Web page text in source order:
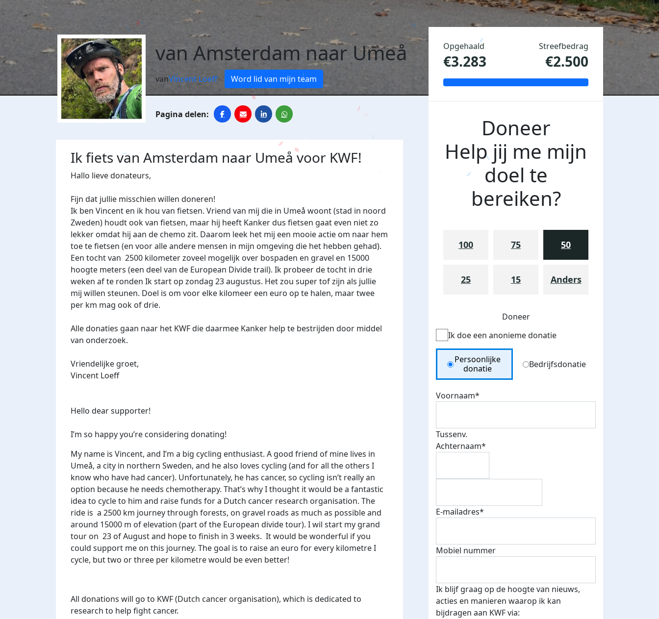
van Amsterdam naar Umeå
vanVincent Loeff Word lid van mijn team
Ik fiets van Amsterdam naar Umeå voor KWF!
Hallo lieve donateurs,
Fijn dat jullie misschien willen doneren!
Ik ben Vincent en ik hou van fietsen. Vriend van mij die in Umeå woont (stad in noord
Zweden) houdt ook van fietsen, maar hij heeft Kanker dus fietsen gaat even niet zo
lekker omdat hij aan de chemo zit. Daarom leek het mij een mooie actie om naar hem
toe te fietsen (en voor alle andere mensen in mijn omgeving die het hebben gehad).
Een tocht van 2500 kilometer zoveel mogelijk over bospaden en gravel en 15000
hoogte meters (een deel van de European Divide trail). Ik probeer de tocht in drie
weken af te ronden Ik start op zondag 23 augustus. Het zou super tof zijn als jullie
mij willen steunen. Doel is om voor elke kilomeer een euro op te halen, maar twee
per km mag ook of drie.
Alle donaties gaan naar het KWF die daarmee Kanker help te bestrijden door middel
van onderzoek.
Vriendelijke groet,
Vincent Loeff
Hello dear supporter!
I’m so happy you’re considering donating!
My name is Vincent, and I’m a big cycling enthusiast. A good friend of mine lives in
Umeå, a city in northern Sweden, and he also loves cycling (and for all the others I
know who have had cancer). Unfortunately, he has cancer, so cycling isn’t really an
option because he needs chemotherapy. That’s why I thought it would be a fantastic
idea to cycle to him and raise funds for a Dutch cancer research organisation. The
ride is a 2500 km journey through forests, on gravel roads as much as possible and
around 15000 m of elevation (part of the European divide tour). I wil start my grand
tour on 23 of August and hope to finish in 3 weeks. It would be wonderful if you
could support me on this journey. The goal is to raise an euro for every kilometre I
cycle, but two or three per kilometre would be even better!
All donations will go to KWF (Dutch cancer organisation), which is dedicated to
research to help fight cancer.
Opgehaald
€3.283
Streefbedrag
€2.500
Doneer
Help jij me mijn
doel te
bereiken?
100 75 50
25 15 Anders
Doneer
Ik doe een anonieme donatie
Donation Type
Persoonlijke
donatie
Bedrijfsdonatie
Voornaam*
Tussenv.
Achternaam*
E-mailadres*
Mobiel nummer
Ik blijf graag op de hoogte van nieuws,
acties en manieren waarop ik kan
bijdragen aan KWF via: